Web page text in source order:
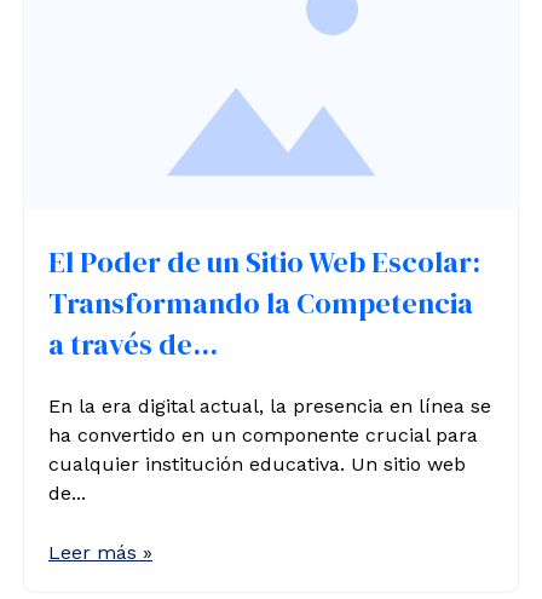
El Poder de un Sitio Web Escolar:
Transformando la Competencia
a través de...
En la era digital actual, la presencia en línea se
ha convertido en un componente crucial para
cualquier institución educativa. Un sitio web
de...
Leer más »